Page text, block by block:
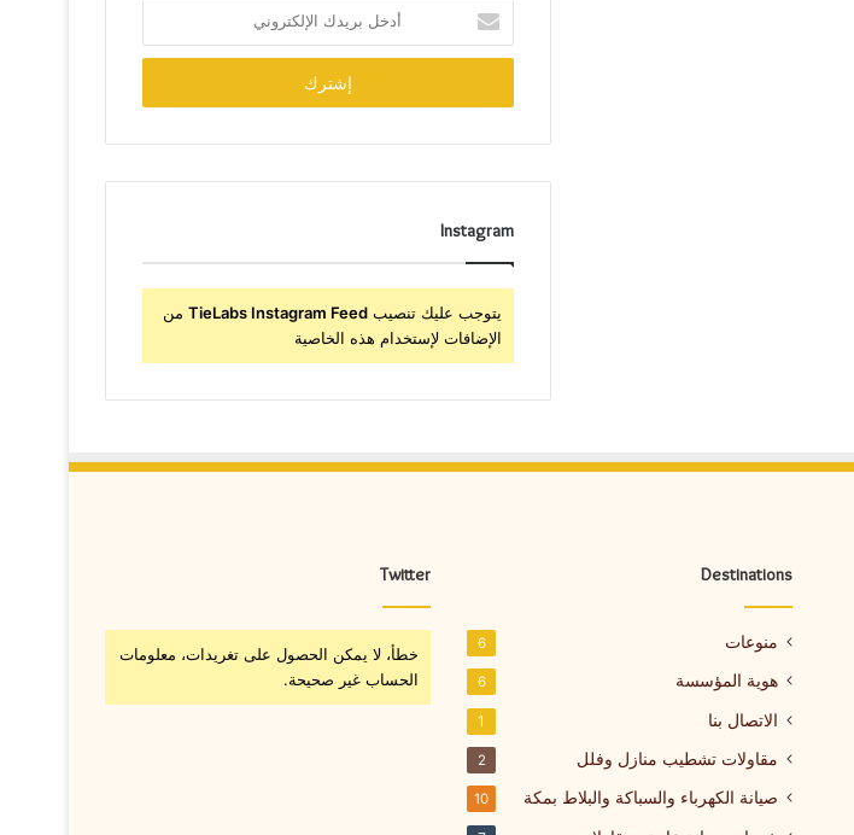
Instagram
يتوجب عليك تنصيبTieLabs Instagram Feed من
الإضافات لإستخدام هذه الخاصية
Destinations
منوعات 6
هوية المؤسسة 6
الاتصال بنا 1
مقاولات تشطيب منازل وفلل 2
صيانة الكهرباء والسباكة والبلاط بمكة 10
Twitter
خطأ، لا يمكن الحصول على تغريدات، معلومات
الحساب غير صحيحة.